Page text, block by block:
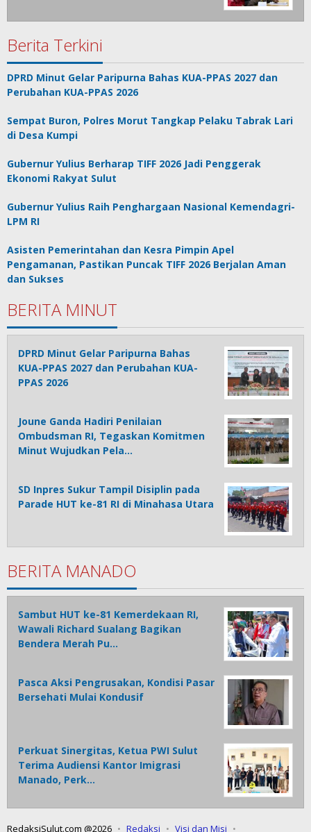
Berita Terkini
DPRD Minut Gelar Paripurna Bahas KUA-PPAS 2027 dan
Perubahan KUA-PPAS 2026
Sempat Buron, Polres Morut Tangkap Pelaku Tabrak Lari
di Desa Kumpi
Gubernur Yulius Berharap TIFF 2026 Jadi Penggerak
Ekonomi Rakyat Sulut
Gubernur Yulius Raih Penghargaan Nasional Kemendagri-
LPM RI
Asisten Pemerintahan dan Kesra Pimpin Apel
Pengamanan, Pastikan Puncak TIFF 2026 Berjalan Aman
dan Sukses
BERITA MINUT
DPRD Minut Gelar Paripurna Bahas
KUA-PPAS 2027 dan Perubahan KUA-
PPAS 2026
Joune Ganda Hadiri Penilaian
Ombudsman RI, Tegaskan Komitmen
Minut Wujudkan Pela…
SD Inpres Sukur Tampil Disiplin pada
Parade HUT ke-81 RI di Minahasa Utara
BERITA MANADO
Sambut HUT ke-81 Kemerdekaan RI,
Wawali Richard Sualang Bagikan
Bendera Merah Pu…
Pasca Aksi Pengrusakan, Kondisi Pasar
Bersehati Mulai Kondusif
Perkuat Sinergitas, Ketua PWI Sulut
Terima Audiensi Kantor Imigrasi
Manado, Perk…
RedaksiSulut.com @2026 Redaksi Visi dan Misi